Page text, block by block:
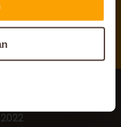
vragen